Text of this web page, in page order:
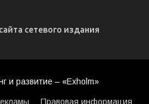
сетевого издания
и развитие – «Exholm»
Правовая информация